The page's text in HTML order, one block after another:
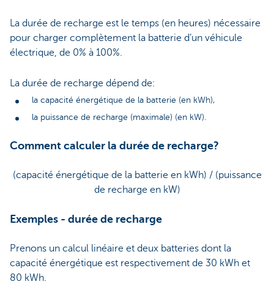
La durée de recharge est le temps (en heures) nécessaire
pour charger complètement la batterie d’un véhicule
électrique, de 0% à 100%.
La durée de recharge dépend de:
la capacité énergétique de la batterie (en kWh),
la puissance de recharge (maximale) (en kW).
Comment calculer la durée de recharge?
(capacité énergétique de la batterie en kWh) / (puissance
de recharge en kW)
Exemples - durée de recharge
Prenons un calcul linéaire et deux batteries dont la
capacité énergétique est respectivement de 30 kWh et
80 kWh.